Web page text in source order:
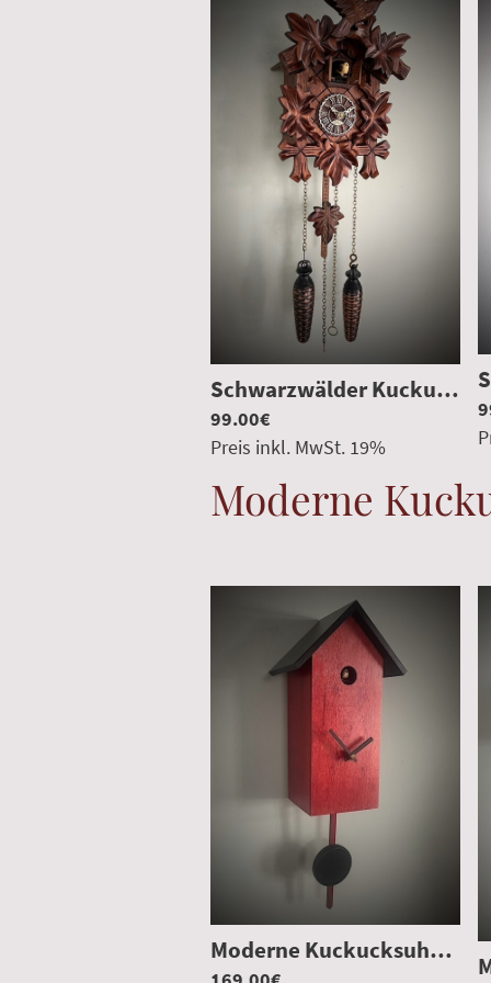
Schwarzwälder Kuckucksuhr geschnitzt
99.00€
Preis inkl. MwSt. 19%
Moderne
Moderne Kuckucksuhr Rot